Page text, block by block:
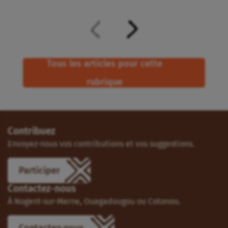
Tous les articles pour cette
rubrique
Contribuez
Envoyez-nous vos contributions et vos suggestions.
Participer
Contactez-nous
À Nogent-sur-Marne, Ouagadougou ou Cotonou.